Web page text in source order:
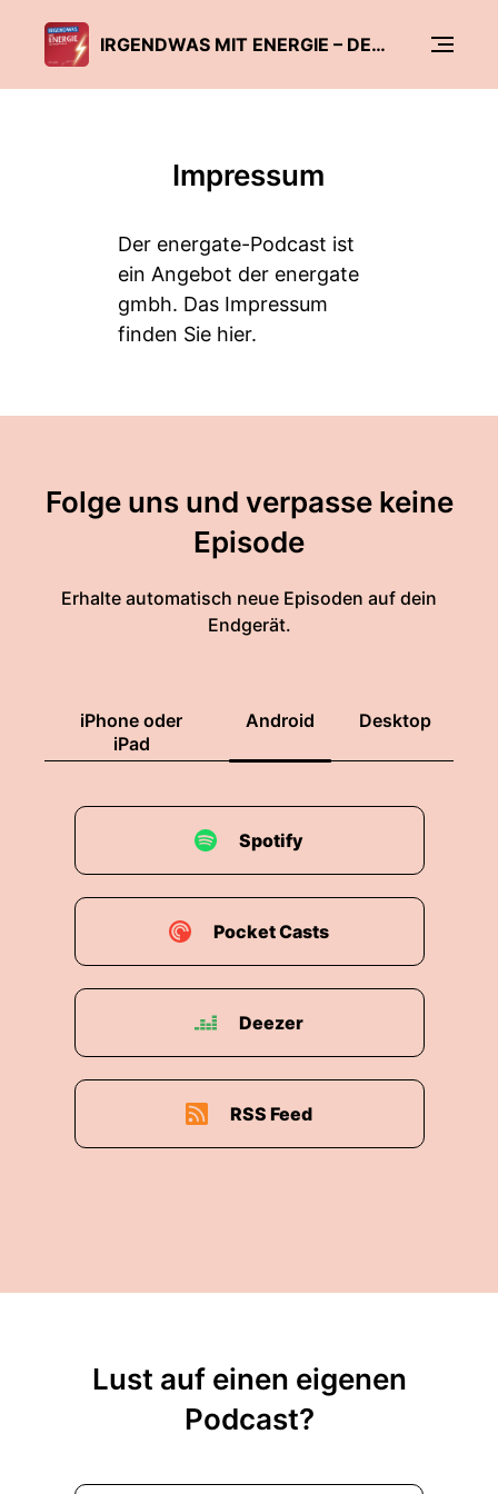
IRGENDWAS MIT ENERGIE – DER ENERGATE-PODCAST
Impressum
Der energate-Podcast ist
ein Angebot der energate
gmbh. Das Impressum
finden Sie hier.
Folge uns und verpasse keine
Episode
Erhalte automatisch neue Episoden auf dein
Endgerät.
iPhone oder
iPad
Android Desktop
Spotify
Pocket Casts
Deezer
RSS Feed
Lust auf einen eigenen
Podcast?